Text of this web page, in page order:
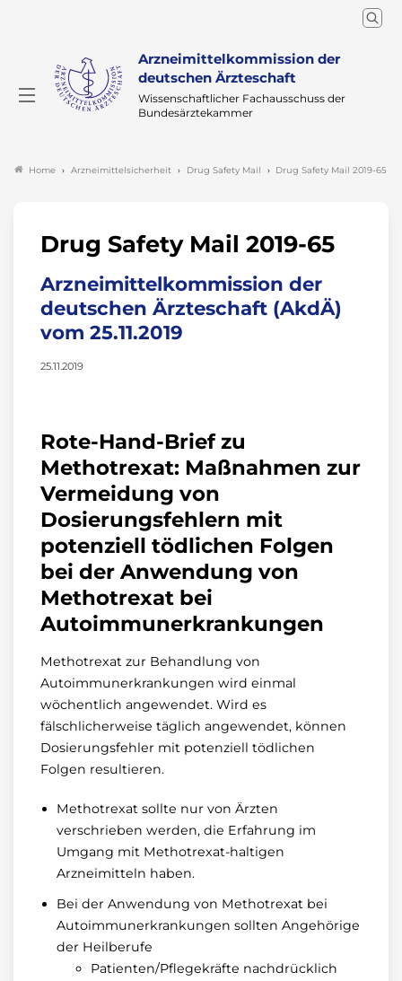
Arzneimittelkommission der
deutschen Ärzteschaft
Wissenschaftlicher Fachausschuss der
Bundesärztekammer
Home Arzneimittelsicherheit Drug Safety Mail Drug Safety Mail 2019-65
Drug Safety Mail 2019-65
Arzneimittelkommission der
deutschen Ärzteschaft (AkdÄ)
vom 25.11.2019
25.11.2019
Rote-Hand-Brief zu
Methotrexat: Maßnahmen zur
Vermeidung von
Dosierungsfehlern mit
potenziell tödlichen Folgen
bei der Anwendung von
Methotrexat bei
Autoimmunerkrankungen
Methotrexat zur Behandlung von
Autoimmunerkrankungen wird einmal
wöchentlich angewendet. Wird es
fälschlicherweise täglich angewendet, können
Dosierungsfehler mit potenziell tödlichen
Folgen resultieren.
Methotrexat sollte nur von Ärzten
verschrieben werden, die Erfahrung im
Umgang mit Methotrexat-haltigen
Arzneimitteln haben.
Bei der Anwendung von Methotrexat bei
Autoimmunerkrankungen sollten Angehörige
der Heilberufe
Patienten/Pflegekräfte nachdrücklich